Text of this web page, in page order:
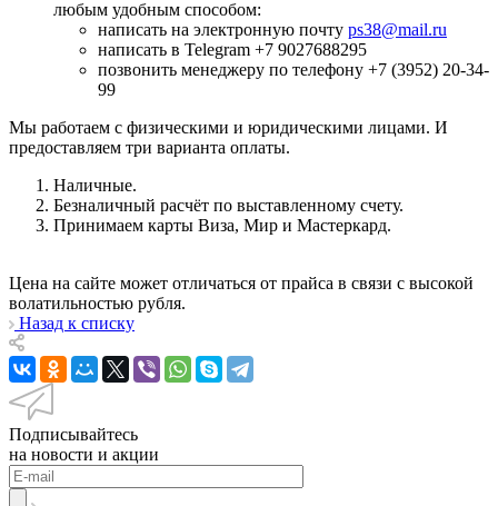
любым удобным способом:
написать на электронную почту ps38@mail.ru
написать в Telegram +7 9027688295
позвонить менеджеру по телефону +7 (3952) 20-34-
99
Мы работаем с физическими и юридическими лицами. И
предоставляем три варианта оплаты.
Наличные.
Безналичный расчёт по выставленному счету.
Принимаем карты Виза, Мир и Мастеркард.
Цена на сайте может отличаться от прайса в связи с высокой
волатильностью рубля.
Назад к списку
Подписывайтесь
на новости и акции